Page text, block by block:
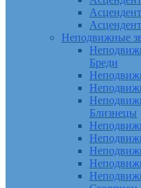
Неподвижные
Бреди
Близнецы